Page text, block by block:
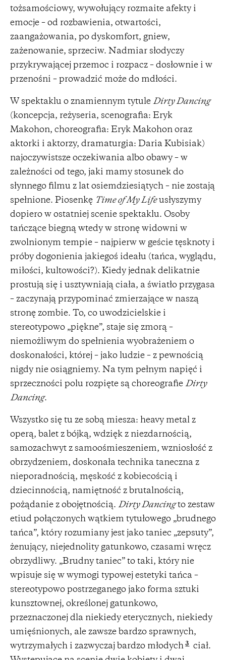
tożsamościowy, wywołujący rozmaite afekty i
emocje – od rozbawienia, otwartości,
zaangażowania, po dyskomfort, gniew,
zażenowanie, sprzeciw. Nadmiar słodyczy
przykrywającej przemoc i rozpacz – dosłownie i w
przenośni – prowadzić może do mdłości.
W spektaklu o znamiennym tytule Dirty Dancing
(koncepcja, reżyseria, scenografia: Eryk
Makohon, choreografia: Eryk Makohon oraz
aktorki i aktorzy, dramaturgia: Daria Kubisiak)
najoczywistsze oczekiwania albo obawy – w
zależności od tego, jaki mamy stosunek do
słynnego filmu z lat osiemdziesiątych – nie zostają
spełnione. Piosenkę Time of My Lifeusłyszymy
dopiero w ostatniej scenie spektaklu. Osoby
tańczące biegną wtedy w stronę widowni w
zwolnionym tempie – najpierw w geście tęsknoty i
próby dogonienia jakiegoś ideału (tańca, wyglądu,
miłości, kultowości?). Kiedy jednak delikatnie
prostują się i usztywniają ciała, a światło przygasa
– zaczynają przypominać zmierzające w naszą
stronę zombie. To, co uwodzicielskie i
stereotypowo „piękne”, staje się zmorą –
niemożliwym do spełnienia wyobrażeniem o
doskonałości, której – jako ludzie – z pewnością
nigdy nie osiągniemy. Na tym pełnym napięć i
sprzeczności polu rozpięte są choreografie Dirty
Dancing.
Wszystko się tu ze sobą miesza: heavy metal z
operą, balet z bójką, wdzięk z niezdarnością,
samozachwyt z samoośmieszeniem, wzniosłość z
obrzydzeniem, doskonała technika taneczna z
nieporadnością, męskość z kobiecością i
dziecinnością, namiętność z brutalnością,
pożądanie z obojętnością. Dirty Dancingto zestaw
etiud połączonych wątkiem tytułowego „brudnego
tańca”, który rozumiany jest jako taniec „zepsuty”,
żenujący, niejednolity gatunkowo, czasami wręcz
obrzydliwy. „Brudny taniec” to taki, który nie
wpisuje się w wymogi typowej estetyki tańca –
stereotypowo postrzeganego jako forma sztuki
kunsztownej, określonej gatunkowo,
przeznaczonej dla niekiedy eterycznych, niekiedy
umięśnionych, ale zawsze bardzo sprawnych,
wytrzymałych i zazwyczaj bardzo młodych 3
ciał.